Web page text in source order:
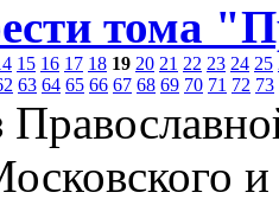
тома
15 16 17 18 19 20 21 22 23 24 25
63 64 65 66 67 68 69 70 71 72 73